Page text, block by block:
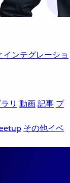
ンテグレーショ
リ 動画記事 プ
その他イベ